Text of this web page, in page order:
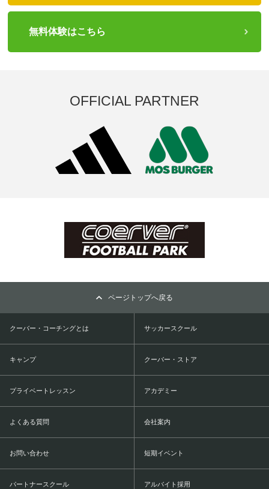
無料体験はこちら
OFFICIAL PARTNER
ページトップへ戻る
クーバー・コーチングとは サッカースクール
キャンプ クーバー・ストア
プライベートレッスン アカデミー
よくある質問 会社案内
お問い合わせ 短期イベント
パートナースクール アルバイト採用